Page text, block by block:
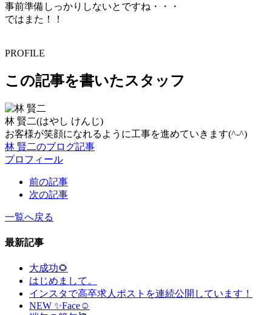
事前準備しっかりしないとですね・・・
ではまた！！
PROFILE
この記事を書いたスタッフ
林 賢二(はやし けんじ)
お客様が笑顔になれるように工事を進めていきます(^-^)
林 賢二のブログ記事
プロフィール
前の記事
次の記事
一覧へ戻る
最新記事
大成功🌻
はじめまして。
インスタで高卒求人ポストを連続公開しています！
NEW ✨Face☺